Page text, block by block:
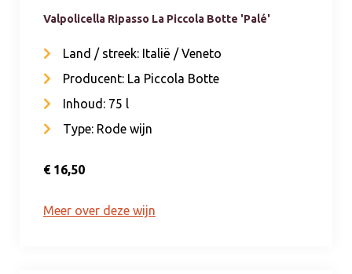
Valpolicella Ripasso La Piccola Botte 'Palé'
Land / streek: Italië / Veneto
Producent: La Piccola Botte
Inhoud: 75 l
Type: Rode wijn
€ 16,50
Meer over deze wijn